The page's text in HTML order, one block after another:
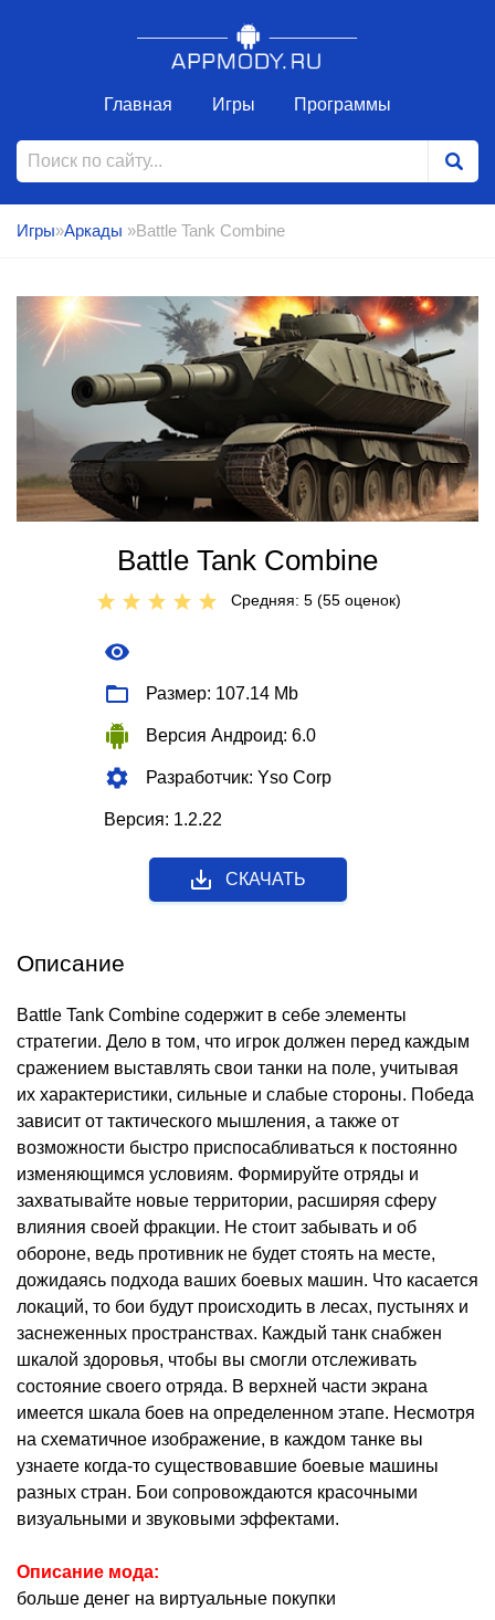
Главная Игры Программы
Игры»Аркады »Battle Tank Combine
Battle Tank Combine
Средняя: 5 (55 оценок)
Размер: 107.14 Mb
Версия Андроид: 6.0
Разработчик: Yso Corp
Версия: 1.2.22
СКАЧАТЬ
Описание
Battle Tank Combine содержит в себе элементы
стратегии. Дело в том, что игрок должен перед каждым
сражением выставлять свои танки на поле, учитывая
их характеристики, сильные и слабые стороны. Победа
зависит от тактического мышления, а также от
возможности быстро приспосабливаться к постоянно
изменяющимся условиям. Формируйте отряды и
захватывайте новые территории, расширяя сферу
влияния своей фракции. Не стоит забывать и об
обороне, ведь противник не будет стоять на месте,
дожидаясь подхода ваших боевых машин. Что касается
локаций, то бои будут происходить в лесах, пустынях и
заснеженных пространствах. Каждый танк снабжен
шкалой здоровья, чтобы вы смогли отслеживать
состояние своего отряда. В верхней части экрана
имеется шкала боев на определенном этапе. Несмотря
на схематичное изображение, в каждом танке вы
узнаете когда-то существовавшие боевые машины
разных стран. Бои сопровождаются красочными
визуальными и звуковыми эффектами.
Описание мода:
больше денег на виртуальные покупки